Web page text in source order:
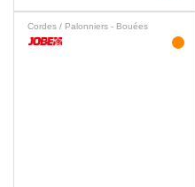
Cordes / Palonniers - Bouées